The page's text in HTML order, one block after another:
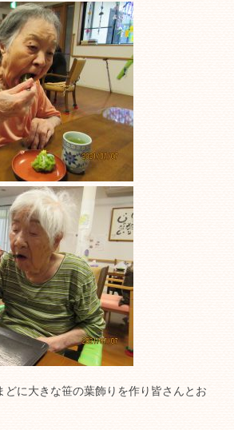
どに大きな笹の葉飾りを作り皆さんとお